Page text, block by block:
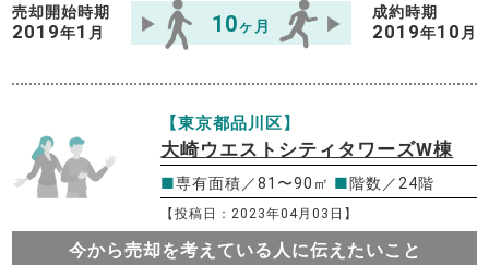
売却開始時期
2019年1 月 10ヶ月
成約時期
2019年10 月
【東京都品川区】
大崎ウエストシティタワーズW棟
■専有面積／81〜90㎡ ■階数／24階
【投稿日：2023年04月03日】
今から売却を考えている人に伝えたいこと